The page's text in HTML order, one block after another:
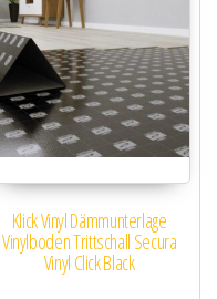
Klick Vinyl Dämmunterlage
Vinylboden Trittschall Secura
Vinyl Click Black